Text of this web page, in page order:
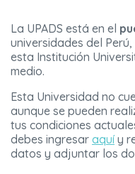
La UPADS está en el
universidades del
esta Institución
medio.
Esta Universidad no
aunque se pueden
tus condiciones
debes ingresar aquíy
datos y adjuntar los